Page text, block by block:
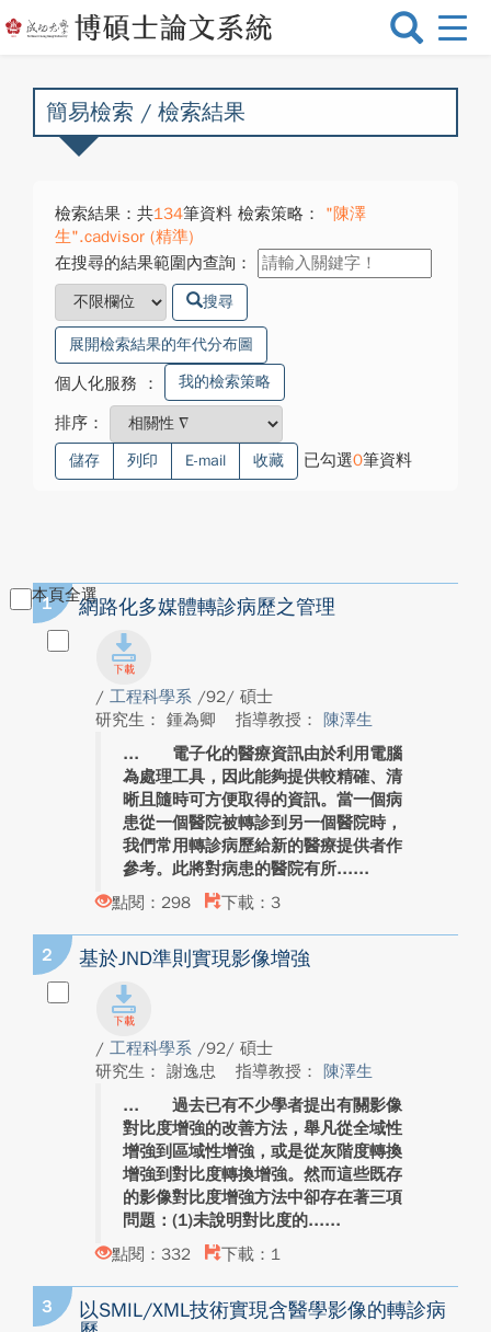
選
換
簡易檢索 / 檢索結果
檢索結果：共134筆資料 檢索策略：
"陳澤
生".cadvisor (精準)
在搜尋的結果範圍內查詢：
搜尋
展開檢索結果的年代分布圖
個人化服務 ： 我的檢索策略
排序：
儲存 列印 E-mail 收藏 已勾選0筆資料
本頁全選
1 網路化多媒體轉診病歷之管理
/ 工程科學系 /92/ 碩士
研究生： 鍾為卿
指導教授： 陳澤生
電子化的醫療資訊由於利用電腦
為處理工具，因此能夠提供較精確、清
晰且隨時可方便取得的資訊。當一個病
患從一個醫院被轉診到另一個醫院時，
我們常用轉診病歷給新的醫療提供者作
參考。此將對病患的醫院有所...
點閱：298
下載：3
2 基於JND準則實現影像增強
/ 工程科學系 /92/ 碩士
研究生： 謝逸忠
指導教授： 陳澤生
過去已有不少學者提出有關影像
對比度增強的改善方法，舉凡從全域性
增強到區域性增強，或是從灰階度轉換
增強到對比度轉換增強。然而這些既存
的影像對比度增強方法中卻存在著三項
問題：(1)未說明對比度的...
點閱：332
下載：1
3
以SMIL/XML技術實現含醫學影像的轉診病